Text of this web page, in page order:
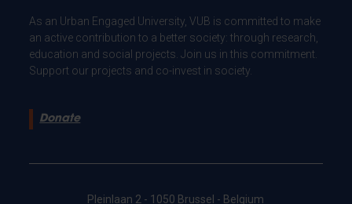
As an Urban Engaged University, VUB is committed to make
an active contribution to a better society: through research,
education and social projects. Join us in this commitment.
Support our projects and co-invest in society.
Donate
Pleinlaan 2 - 1050 Brussel - Belgium